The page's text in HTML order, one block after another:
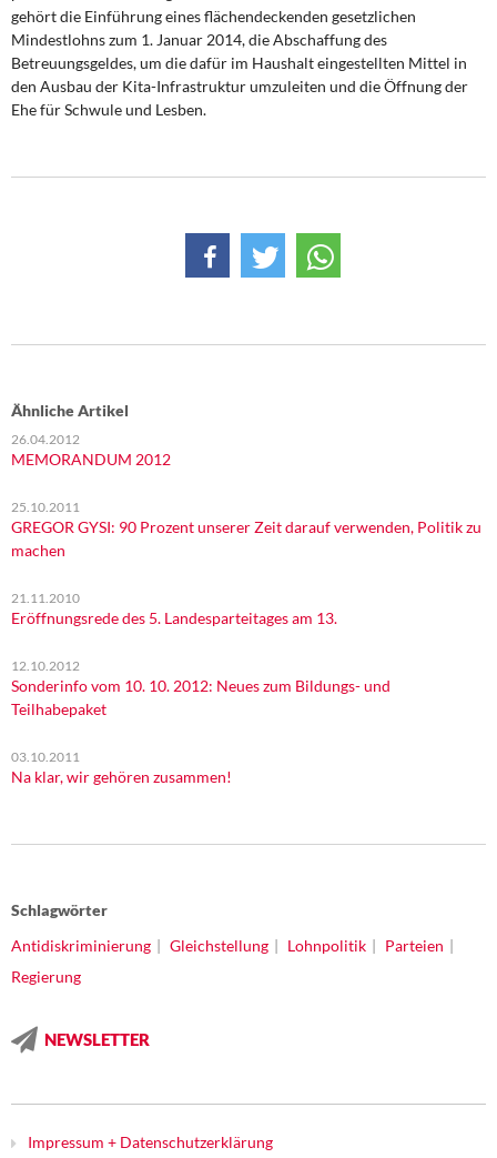
gehört die Einführung eines flächendeckenden gesetzlichen
Mindestlohns zum 1. Januar 2014, die Abschaffung des
Betreuungsgeldes, um die dafür im Haushalt eingestellten Mittel in
den Ausbau der Kita-Infrastruktur umzuleiten und die Öffnung der
Ehe für Schwule und Lesben.
Ähnliche Artikel
26.04.2012
MEMORANDUM 2012
25.10.2011
GREGOR GYSI: 90 Prozent unserer Zeit darauf verwenden, Politik zu
machen
21.11.2010
Eröffnungsrede des 5. Landesparteitages am 13.
12.10.2012
Sonderinfo vom 10. 10. 2012: Neues zum Bildungs- und
Teilhabepaket
03.10.2011
Na klar, wir gehören zusammen!
Schlagwörter
Antidiskriminierung
Gleichstellung Lohnpolitik
Parteien
Regierung
NEWSLETTER
Impressum + Datenschutzerklärung